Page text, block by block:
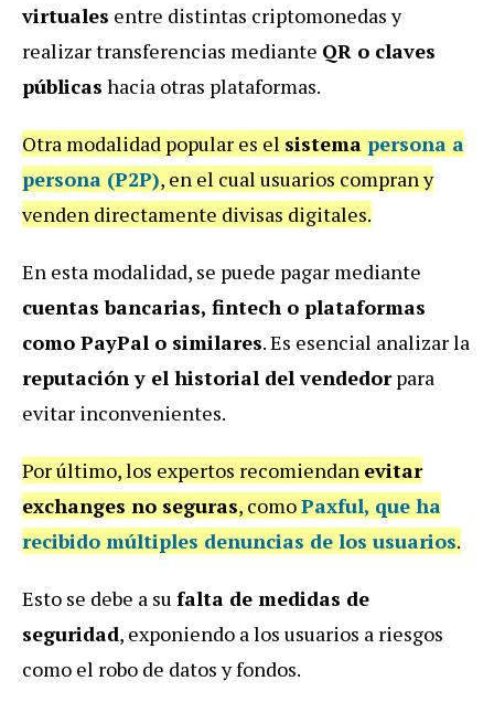
virtuales entre distintas criptomonedas y
realizar transferencias mediante QR o claves
públicas hacia otras plataformas.
Otra modalidad popular es el sistema persona a
persona (P2P), en el cual usuarios compran y
venden directamente divisas digitales.
En esta modalidad, se puede pagar mediante
cuentas bancarias, fintech o plataformas
como PayPal o similares. Es esencial analizar la
reputación y el historial del vendedorpara
evitar inconvenientes.
Por último, los expertos recomiendan evitar
exchanges no seguras, comoPaxful, que ha
recibido múltiples denuncias de los usuarios.
Esto se debe a su falta de medidas de
seguridad, exponiendo a los usuarios a riesgos
como el robo de datos y fondos.